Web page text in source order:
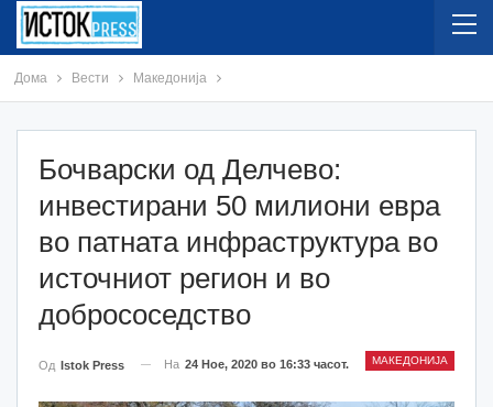
Дома Вести Македонија
Бочварски од Делчево:
инвестирани 50 милиони евра
во патната инфраструктура во
источниот регион и во
добрососедство
МАКЕДОНИЈА
Од Istok Press На 24 Ное, 2020 во 16:33 часот.